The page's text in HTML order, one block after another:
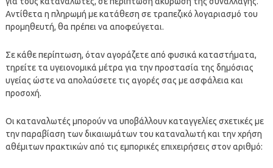
Αντίθετα η πληρωμή με κατάθεση σε τραπεζικό λογαριασμό του
προμηθευτή, θα πρέπει να αποφεύγεται.
Σε κάθε περίπτωση, όταν αγοράζετε από φυσικά καταστήματα,
τηρείτε τα υγειονομικά μέτρα για την προστασία της δημόσιας
υγείας ώστε να απολαύσετε τις αγορές σας με ασφάλεια και
προσοχή.
Οι καταναλωτές μπορούν να υποβάλλουν καταγγελίες σχετικές με
την παραβίαση των δικαιωμάτων του καταναλωτή και την χρήση
αθέμιτων πρακτικών από τις εμπορικές επιχειρήσεις στον αριθμό: